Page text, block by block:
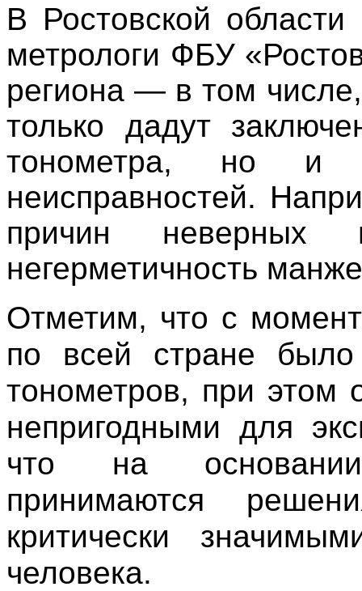
В Ростовской
метрологи ФБУ
региона — в том
только дадут
тонометра, но и
неисправностей.
причин неверных
негерметичность
Отметим, что с
по всей стране
тонометров, при этом
непригодными для
что на
принимаются
критически
человека.